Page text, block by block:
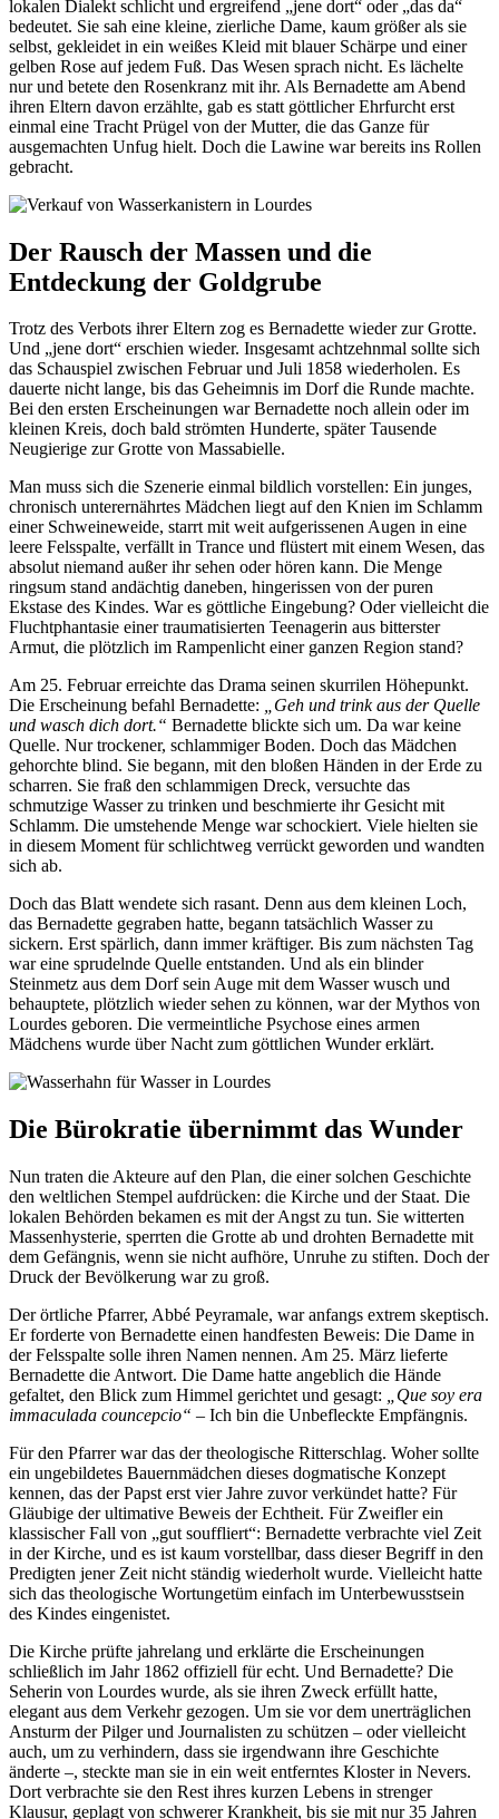
lokalen Dialekt schlicht und ergreifend „jene dort“ oder „das da“
bedeutet. Sie sah eine kleine, zierliche Dame, kaum größer als sie
selbst, gekleidet in ein weißes Kleid mit blauer Schärpe und einer
gelben Rose auf jedem Fuß. Das Wesen sprach nicht. Es lächelte
nur und betete den Rosenkranz mit ihr. Als Bernadette am Abend
ihren Eltern davon erzählte, gab es statt göttlicher Ehrfurcht erst
einmal eine Tracht Prügel von der Mutter, die das Ganze für
ausgemachten Unfug hielt. Doch die Lawine war bereits ins Rollen
gebracht.
Der Rausch der Massen und die
Entdeckung der Goldgrube
Trotz des Verbots ihrer Eltern zog es Bernadette wieder zur Grotte.
Und „jene dort“ erschien wieder. Insgesamt achtzehnmal sollte sich
das Schauspiel zwischen Februar und Juli 1858 wiederholen. Es
dauerte nicht lange, bis das Geheimnis im Dorf die Runde machte.
Bei den ersten Erscheinungen war Bernadette noch allein oder im
kleinen Kreis, doch bald strömten Hunderte, später Tausende
Neugierige zur Grotte von Massabielle.
Man muss sich die Szenerie einmal bildlich vorstellen: Ein junges,
chronisch unterernährtes Mädchen liegt auf den Knien im Schlamm
einer Schweineweide, starrt mit weit aufgerissenen Augen in eine
leere Felsspalte, verfällt in Trance und flüstert mit einem Wesen, das
absolut niemand außer ihr sehen oder hören kann. Die Menge
ringsum stand andächtig daneben, hingerissen von der puren
Ekstase des Kindes. War es göttliche Eingebung? Oder vielleicht die
Fluchtphantasie einer traumatisierten Teenagerin aus bitterster
Armut, die plötzlich im Rampenlicht einer ganzen Region stand?
Am 25. Februar erreichte das Drama seinen skurrilen Höhepunkt.
Die Erscheinung befahl Bernadette: „Geh und trink aus der Quelle
und wasch dich dort.“ Bernadette blickte sich um. Da war keine
Quelle. Nur trockener, schlammiger Boden. Doch das Mädchen
gehorchte blind. Sie begann, mit den bloßen Händen in der Erde zu
scharren. Sie fraß den schlammigen Dreck, versuchte das
schmutzige Wasser zu trinken und beschmierte ihr Gesicht mit
Schlamm. Die umstehende Menge war schockiert. Viele hielten sie
in diesem Moment für schlichtweg verrückt geworden und wandten
sich ab.
Doch das Blatt wendete sich rasant. Denn aus dem kleinen Loch,
das Bernadette gegraben hatte, begann tatsächlich Wasser zu
sickern. Erst spärlich, dann immer kräftiger. Bis zum nächsten Tag
war eine sprudelnde Quelle entstanden. Und als ein blinder
Steinmetz aus dem Dorf sein Auge mit dem Wasser wusch und
behauptete, plötzlich wieder sehen zu können, war der Mythos von
Lourdes geboren. Die vermeintliche Psychose eines armen
Mädchens wurde über Nacht zum göttlichen Wunder erklärt.
Die Bürokratie übernimmt das Wunder
Nun traten die Akteure auf den Plan, die einer solchen Geschichte
den weltlichen Stempel aufdrücken: die Kirche und der Staat. Die
lokalen Behörden bekamen es mit der Angst zu tun. Sie witterten
Massenhysterie, sperrten die Grotte ab und drohten Bernadette mit
dem Gefängnis, wenn sie nicht aufhöre, Unruhe zu stiften. Doch der
Druck der Bevölkerung war zu groß.
Der örtliche Pfarrer, Abbé Peyramale, war anfangs extrem skeptisch.
Er forderte von Bernadette einen handfesten Beweis: Die Dame in
der Felsspalte solle ihren Namen nennen. Am 25. März lieferte
Bernadette die Antwort. Die Dame hatte angeblich die Hände
gefaltet, den Blick zum Himmel gerichtet und gesagt:
„Que soy era
immaculada councepcio“ – Ich bin die Unbefleckte Empfängnis.
Für den Pfarrer war das der theologische Ritterschlag. Woher sollte
ein ungebildetes Bauernmädchen dieses dogmatische Konzept
kennen, das der Papst erst vier Jahre zuvor verkündet hatte? Für
Gläubige der ultimative Beweis der Echtheit. Für Zweifler ein
klassischer Fall von „gut souffliert“: Bernadette verbrachte viel Zeit
in der Kirche, und es ist kaum vorstellbar, dass dieser Begriff in den
Predigten jener Zeit nicht ständig wiederholt wurde. Vielleicht hatte
sich das theologische Wortungetüm einfach im Unterbewusstsein
des Kindes eingenistet.
Die Kirche prüfte jahrelang und erklärte die Erscheinungen
schließlich im Jahr 1862 offiziell für echt. Und Bernadette? Die
Seherin von Lourdes wurde, als sie ihren Zweck erfüllt hatte,
elegant aus dem Verkehr gezogen. Um sie vor dem unerträglichen
Ansturm der Pilger und Journalisten zu schützen – oder vielleicht
auch, um zu verhindern, dass sie irgendwann ihre Geschichte
änderte –, steckte man sie in ein weit entferntes Kloster in Nevers.
Dort verbrachte sie den Rest ihres kurzen Lebens in strenger
Klausur, geplagt von schwerer Krankheit, bis sie mit nur 35 Jahren